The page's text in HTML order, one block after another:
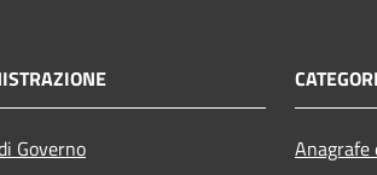
Governo